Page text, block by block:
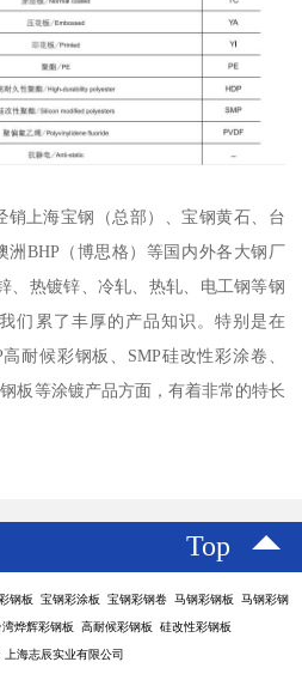
销上海宝钢（总部）、宝钢黄石、台
洲BHP（博思格）等国内外各大钢厂
、热镀锌、冷轧、热轧、电工钢等钢
们累了丰厚的产品知识。特别是在
耐候彩钢板、SMP硅改性彩涂卷、
板等涂镀产品方面，有着非常的特长
Top
钢板 宝钢彩涂板 宝钢彩钢卷 马钢彩钢板 马钢彩钢
烨辉彩钢板 高耐候彩钢板 硅改性彩钢板
上海志辰实业有限公司